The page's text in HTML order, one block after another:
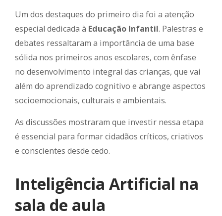
Um dos destaques do primeiro dia foi a atenção
especial dedicada à Educação Infantil. Palestras e
debates ressaltaram a importância de uma base
sólida nos primeiros anos escolares, com ênfase
no desenvolvimento integral das crianças, que vai
além do aprendizado cognitivo e abrange aspectos
socioemocionais, culturais e ambientais.
As discussões mostraram que investir nessa etapa
é essencial para formar cidadãos críticos, criativos
e conscientes desde cedo.
Inteligência Artificial na
sala de aula